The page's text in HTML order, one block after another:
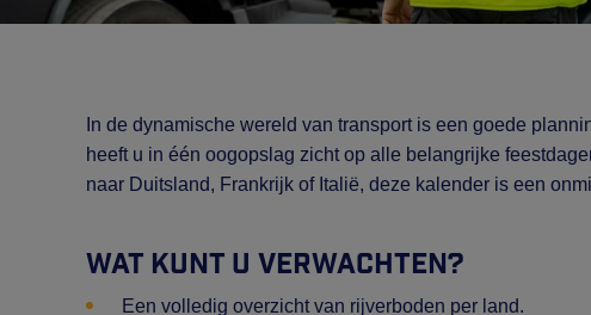
In de dynamische wereld van transport is een goede
heeft u in één oogopslag zicht op alle belangrijke
naar Duitsland, Frankrijk of Italië, deze kalender is een
Wat kunt u verwachten?
Een volledig overzicht van rijverboden per land.